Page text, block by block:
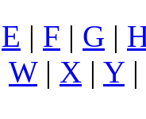
E | F | G |
W| X | Y|